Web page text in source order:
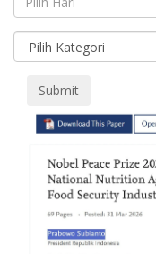
Submit